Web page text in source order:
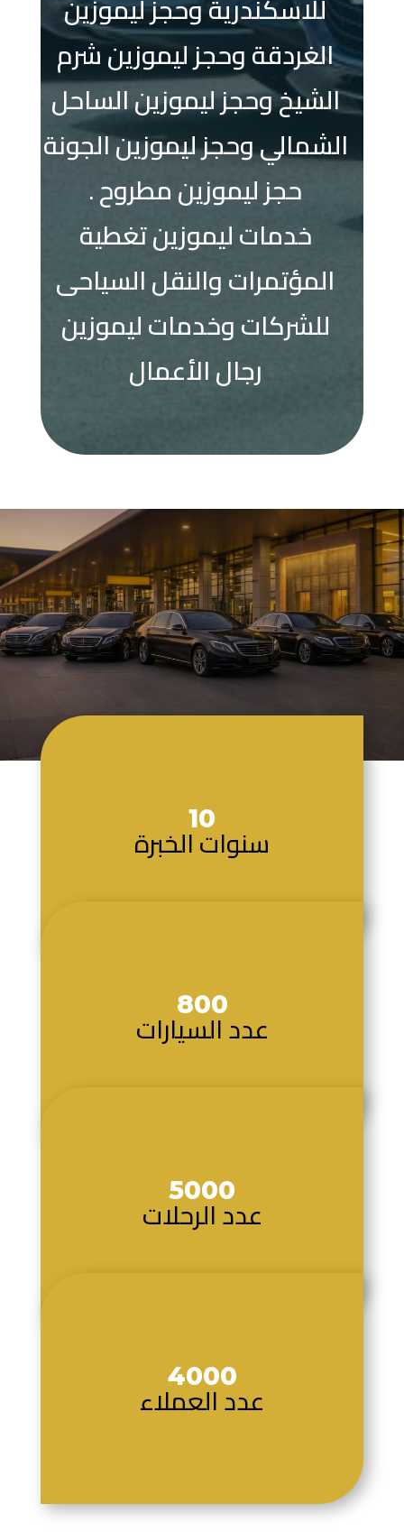
للاسكندرية وحجز ليموزين
الغردقة وحجز ليموزين شرم
الشيخ وحجز ليموزين الساحل
الشمالي وحجز ليموزين الجونة
حجز ليموزين مطروح .
خدمات ليموزين تغطية
المؤتمرات والنقل السياحى
للشركات وخدمات ليموزين
رجال الأعمال
10
سنوات الخبرة
800
عدد السيارات
5000
عدد الرحلات
4000
عدد العملاء